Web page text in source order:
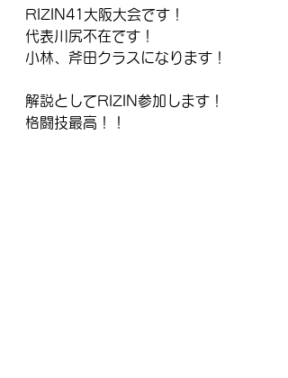
RIZIN41大阪大会です！
代表川尻不在です！
小林、斧田クラスになります！
解説としてRIZIN参加します！
格闘技最高！！